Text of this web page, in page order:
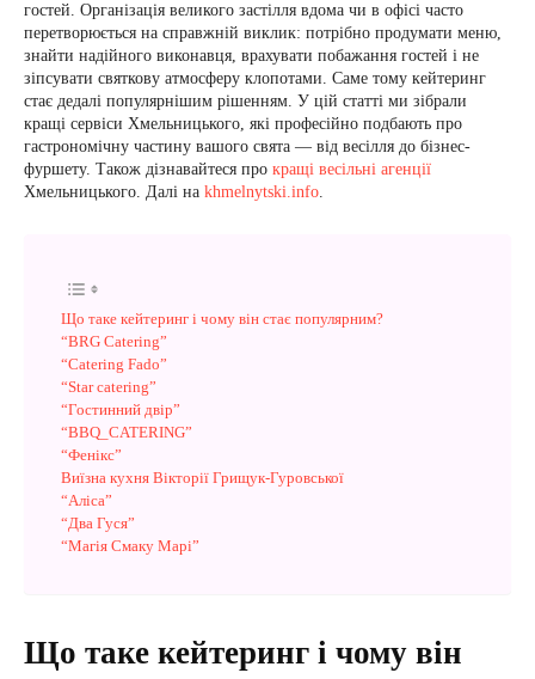
гостей. Організація великого застілля вдома чи в офісі часто
перетворюється на справжній виклик: потрібно продумати меню,
знайти надійного виконавця, врахувати побажання гостей і не
зіпсувати святкову атмосферу клопотами. Саме тому кейтеринг
стає дедалі популярнішим рішенням. У цій статті ми зібрали
кращі сервіси Хмельницького, які професійно подбають про
гастрономічну частину вашого свята — від весілля до бізнес-
фуршету. Також дізнавайтеся про кращі весільні агенції
Хмельницького. Далі на khmelnytski.info.
Що таке кейтеринг і чому він стає популярним?
“BRG Catering”
“Catering Fado”
“Star catering”
“Гостинний двір”
“BBQ_CATERING”
“Фенікс”
Виїзна кухня Вікторії Грищук-Гуровської
“Аліса”
“Два Гуся”
“Магія Смаку Марі”
Що таке кейтеринг і чому він